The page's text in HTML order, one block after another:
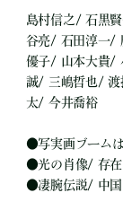
島村信之/ 石黒
谷亮/ 石田淳一/
優子/ 山本大貴/
誠/ 三嶋哲也/
太/ 今井喬裕
●写実画ブーム
●光の肖像/ 存
●凄腕伝説/ 中